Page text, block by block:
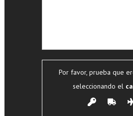
Por favor, prueba que
seleccionando el